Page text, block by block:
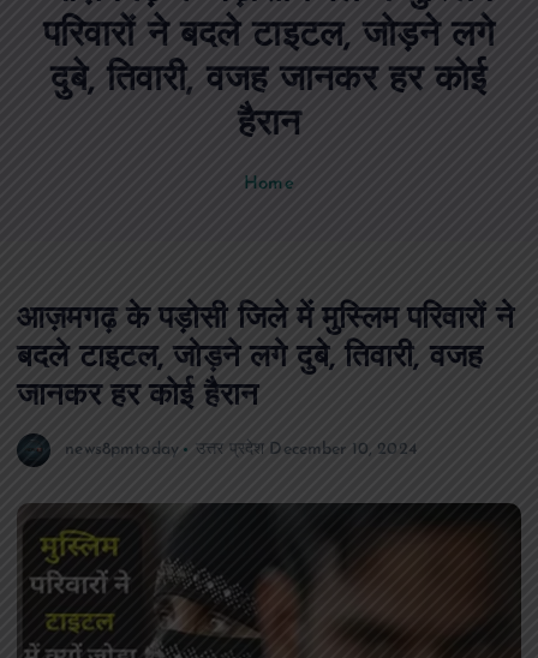
परिवारों ने बदले टाइटल, जोड़ने लगे
दुबे, तिवारी, वजह जानकर हर कोई
हैरान
Home
आज़मगढ़ के पड़ोसी जिले में मुस्लिम परिवारों ने
बदले टाइटल, जोड़ने लगे दुबे, तिवारी, वजह
जानकर हर कोई हैरान
news8pmtoday उत्तर प्रदेश December 10, 2024